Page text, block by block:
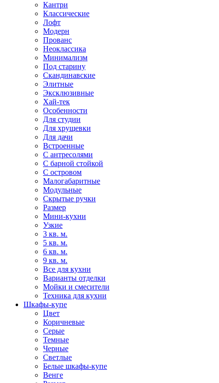
Кантри
Классические
Лофт
Модерн
Прованс
Неоклассика
Минимализм
Под старину
Скандинавские
Элитные
Эксклюзивные
Хай-тек
Особенности
Для студии
Для хрущевки
Для дачи
Встроенные
С антресолями
С барной стойкой
С островом
Малогабаритные
Модульные
Скрытые ручки
Размер
Мини-кухни
Узкие
3 кв. м.
5 кв. м.
6 кв. м.
9 кв. м.
Все для кухни
Варианты отделки
Мойки и смесители
Техника для кухни
Шкафы-купе
Цвет
Коричневые
Серые
Темные
Черные
Светлые
Белые шкафы-купе
Венге